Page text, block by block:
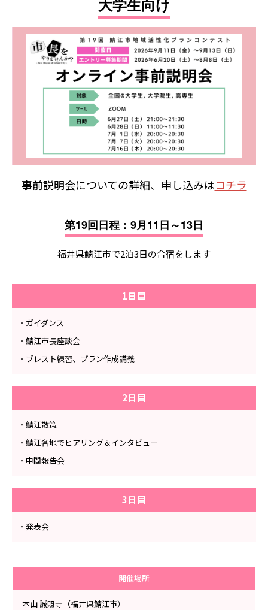
大学生向け
事前説明会についての詳細、申し込みはコチラ
第19回日程：9月11日～13日
福井県鯖江市で2泊3日の合宿をします
1日目
・ガイダンス
・鯖江市長座談会
・ブレスト練習、プラン作成講義
2日目
・鯖江散策
・鯖江各地でヒアリング＆インタビュー
・中間報告会
3日目
・発表会
開催場所
本山 誠照寺（福井県鯖江市）